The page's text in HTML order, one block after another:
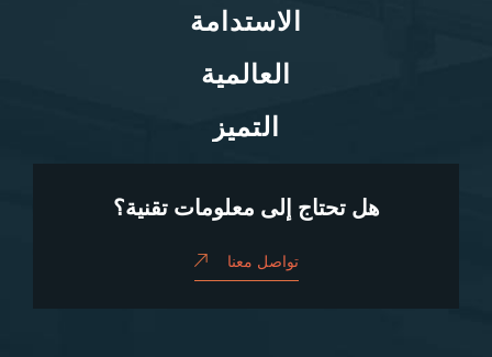
الاستدامة
الاستدامة
العالمية
العالمية
التميز
التميز
هل تحتاج إلى معلومات تقنية؟
تواصل معنا